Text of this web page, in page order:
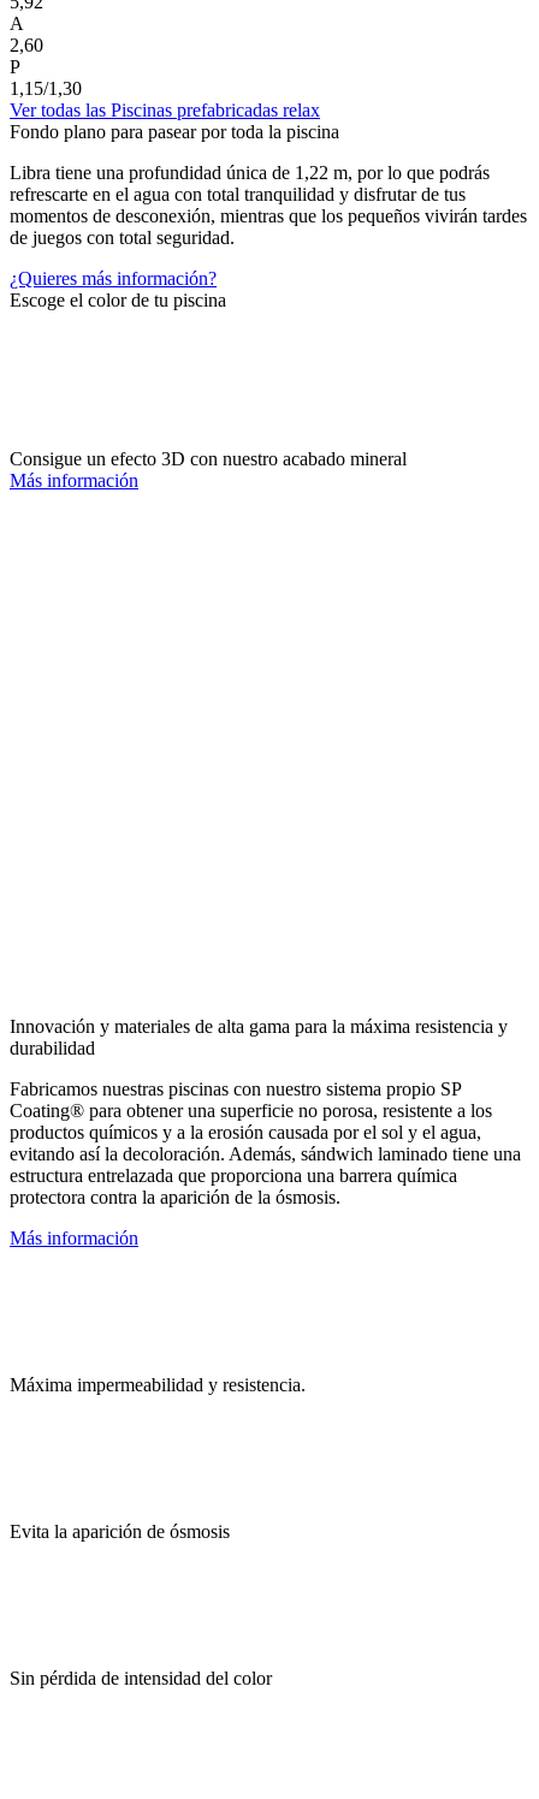
A
2,60
P
1,15/1,30
Ver todas las Piscinas prefabricadas relax
Fondo plano para pasear por toda la piscina
Libra tiene una profundidad única de 1,22 m, por lo que podrás
refrescarte en el agua con total tranquilidad y disfrutar de tus
momentos de desconexión, mientras que los pequeños vivirán tardes
de juegos con total seguridad.
¿Quieres más información?
Escoge el color de tu piscina
Consigue un efecto 3D con nuestro acabado mineral
Más información
Innovación y materiales de alta gama para la máxima resistencia y
durabilidad
Fabricamos nuestras piscinas con nuestro sistema propio SP
Coating® para obtener una superficie no porosa, resistente a los
productos químicos y a la erosión causada por el sol y el agua,
evitando así la decoloración. Además, sándwich laminado tiene una
estructura entrelazada que proporciona una barrera química
protectora contra la aparición de la ósmosis.
Más información
Máxima impermeabilidad y resistencia.
Evita la aparición de ósmosis
Sin pérdida de intensidad del color